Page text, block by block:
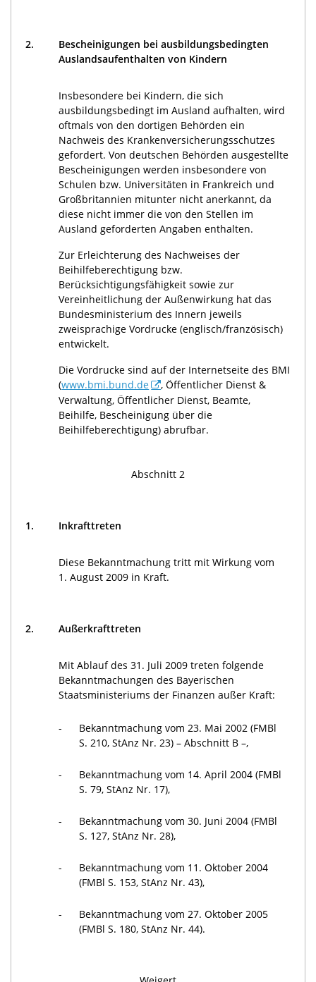
2.
Bescheinigungen bei ausbildungsbedingten
Auslandsaufenthalten von Kindern
Insbesondere bei Kindern, die sich
ausbildungsbedingt im Ausland aufhalten, wird
oftmals von den dortigen Behörden ein
Nachweis des Krankenversicherungsschutzes
gefordert. Von deutschen Behörden ausgestellte
Bescheinigungen werden insbesondere von
Schulen bzw. Universitäten in Frankreich und
Großbritannien mitunter nicht anerkannt, da
diese nicht immer die von den Stellen im
Ausland geforderten Angaben enthalten.
Zur Erleichterung des Nachweises der
Beihilfeberechtigung bzw.
Berücksichtigungsfähigkeit sowie zur
Vereinheitlichung der Außenwirkung hat das
Bundesministerium des Innern jeweils
zweisprachige Vordrucke (englisch/französisch)
entwickelt.
Die Vordrucke sind auf der Internetseite des BMI
(www.bmi.bund.de
, Öffentlicher Dienst &
Verwaltung, Öffentlicher Dienst, Beamte,
Beihilfe, Bescheinigung über die
Beihilfeberechtigung) abrufbar.
Abschnitt 2
1. Inkrafttreten
Diese Bekanntmachung tritt mit Wirkung vom
1. August 2009 in Kraft.
2. Außerkrafttreten
Mit Ablauf des 31. Juli 2009 treten folgende
Bekanntmachungen des Bayerischen
Staatsministeriums der Finanzen außer Kraft:
-
Bekanntmachung vom 23. Mai 2002 (FMBl
S. 210, StAnz Nr. 23) – Abschnitt B –,
-
Bekanntmachung vom 14. April 2004 (FMBl
S. 79, StAnz Nr. 17),
-
Bekanntmachung vom 30. Juni 2004 (FMBl
S. 127, StAnz Nr. 28),
-
Bekanntmachung vom 11. Oktober 2004
(FMBl S. 153, StAnz Nr. 43),
-
Bekanntmachung vom 27. Oktober 2005
(FMBl S. 180, StAnz Nr. 44).